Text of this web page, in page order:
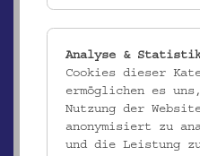
Analyse &
Cookies dieser
ermöglichen es
Nutzung der
anonymisiert zu
und die Leistung zu